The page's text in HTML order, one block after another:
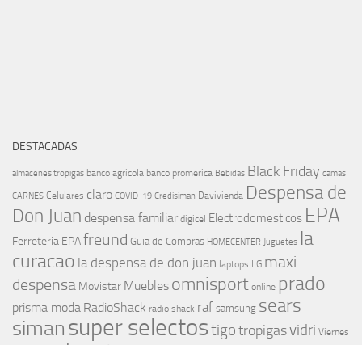
DESTACADAS
almacenes tropigas banco agricola banco promerica Bebidas Black Friday camas
CARNES Celulares claro COVID-19 Credisiman Davivienda Despensa de
Don Juan despensa familiar digicel Electrodomesticos EPA
Ferreteria EPAfreund Guia de Compras HOMECENTER Juguetes la
curacao la despensa de don juan laptops LG maxi
despensa Movistar Muebles omnisport online prado
prisma moda RadioShack radio shack raf samsung sears
simansuper selectostigotropigasvidri Viernes